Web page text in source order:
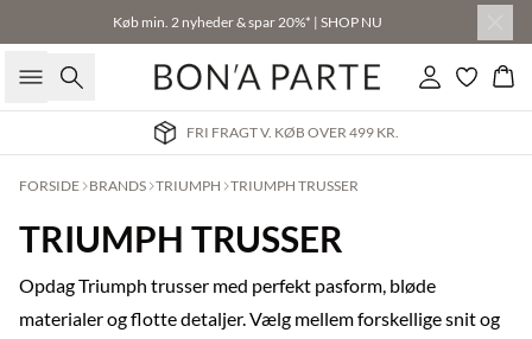
Køb min. 2 nyheder & spar 20%* | SHOP NU
Søg Log ind
FRI FRAGT V. KØB OVER 499 KR.
FORSIDE BRANDS TRIUMPH TRIUMPH TRUSSER
TRIUMPH TRUSSER
Opdag Triumph trusser med perfekt pasform, bløde
materialer og flotte detaljer. Vælg mellem forskellige snit og